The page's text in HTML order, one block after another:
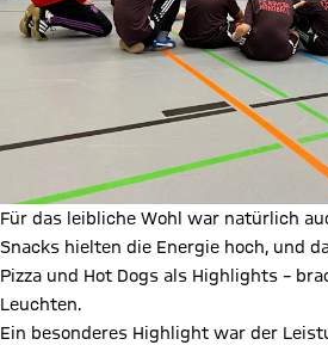
Für das leibliche Wohl war natürlich
Snacks hielten die Energie hoch, und
Pizza und Hot Dogs als Highlights –
Leuchten.
Ein besonderes Highlight war der